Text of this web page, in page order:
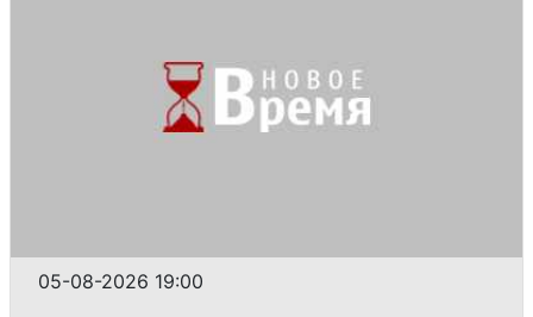
05-08-2026 19:00